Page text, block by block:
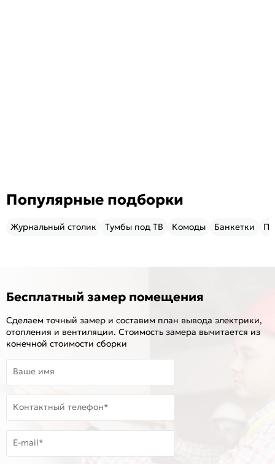
Популярные подборки
Журнальный столик Тумбы под ТВ Комоды Банкетки
Бесплатный замер помещения
Сделаем точный замер и составим план вывода электрики,
отопления и вентиляции. Стоимость замера вычитается из
конечной стоимости сборки
Ваше имя
Контактный телефон*
E-mail*